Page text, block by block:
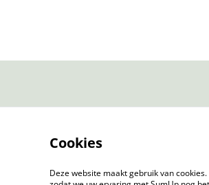
Cookies
Deze website maakt gebruik van